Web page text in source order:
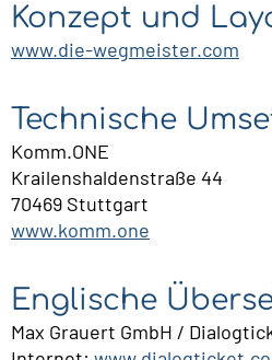
Konzept und
www.die-wegmeister.com
Technische
Komm.ONE
Krailenshaldenstraße 44​
70469 Stuttgart
www.komm.one
Englische
Max Grauert GmbH /